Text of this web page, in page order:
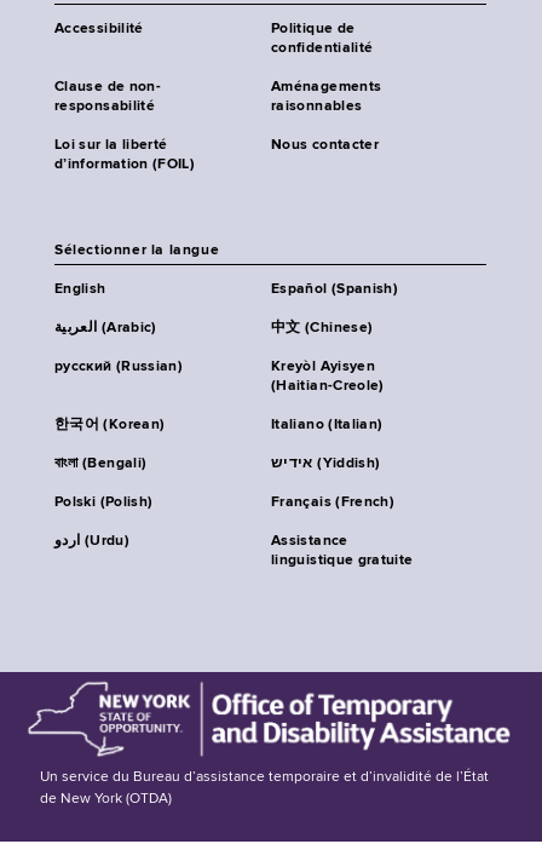
Accessibilité
Politique de
confidentialité
Clause de non-
responsabilité
Aménagements
raisonnables
Loi sur la liberté
d’information (FOIL)
Nous contacter
Sélectionner la langue
English Español (Spanish)
العربية (Arabic) 中文 (Chinese)
русский (Russian)
Kreyòl Ayisyen
(Haitian-Creole)
한국어 (Korean) Italiano (Italian)
বাংলা (Bengali) אידיש (Yiddish)
Polski (Polish) Français (French)
اردو (Urdu)
Assistance
linguistique gratuite
Un service du Bureau d’assistance temporaire et d’invalidité de l’État
de New York (OTDA)